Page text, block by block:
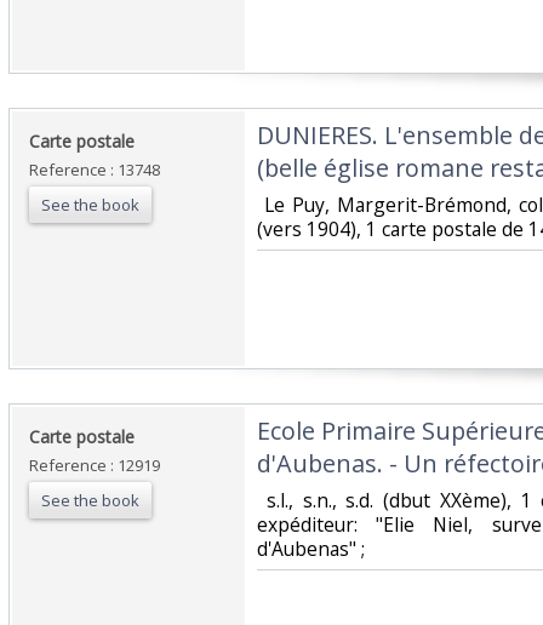
‎Carte postale ‎
Reference : 13748
See the book
‎DUNIERES. L'ensemble
(belle église romane
Le Puy, Margerit-Brémond,
(vers 1904), 1 carte postale de
‎Carte postale ‎
Reference : 12919
See the book
‎Ecole Primaire
d'Aubenas. - Un
s.l., s.n., s.d. (dbut XXème),
expéditeur: "Elie Niel,
d'Aubenas" ; ‎